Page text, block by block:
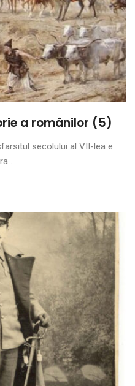
a românilor (5)
secolului al VII-lea e
...